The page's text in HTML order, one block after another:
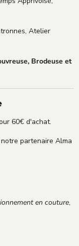
Atelier
Brodeuse et
60€ d'achat.
partenaire Alma
en couture,